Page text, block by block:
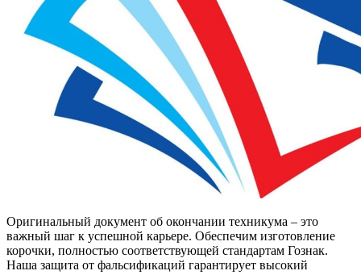
Оригинальный документ об окончании техникума – это
важный шаг к успешной карьере. Обеспечим изготовление
корочки, полностью соответствующей стандартам Гознак.
Наша защита от фальсификаций гарантирует высокий